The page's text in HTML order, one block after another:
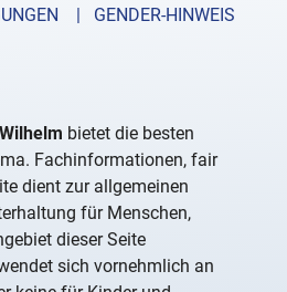
| GENDER-HINWEIS
bietet die besten
Fachinformationen, fair
dient zur allgemeinen
für Menschen,
dieser Seite
sich vornehmlich an